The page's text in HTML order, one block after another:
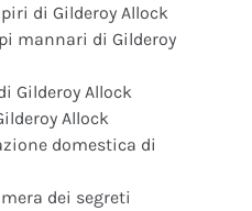
di Gilderoy Allock
mannari di Gilderoy
Gilderoy Allock
Allock
domestica di
dei segreti